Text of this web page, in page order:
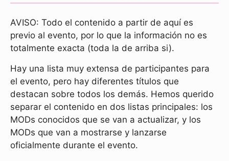
AVISO: Todo el contenido a partir de aquí es
previo al evento, por lo que la información no es
totalmente exacta (toda la de arriba si).
Hay una lista muy extensa de participantes para
el evento, pero hay diferentes títulos que
destacan sobre todos los demás. Hemos querido
separar el contenido en dos listas principales: los
MODs conocidos que se van a actualizar, y los
MODs que van a mostrarse y lanzarse
oficialmente durante el evento.